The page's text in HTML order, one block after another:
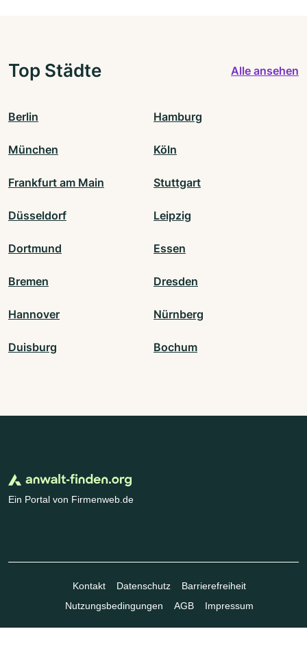
Top Städte Alle ansehen
Berlin Hamburg
München Köln
Frankfurt am Main Stuttgart
Düsseldorf Leipzig
Dortmund Essen
Bremen Dresden
Hannover Nürnberg
Duisburg Bochum
Ein Portal von Firmenweb.de
Kontakt Datenschutz
Barrierefreiheit
Nutzungsbedingungen
AGB Impressum